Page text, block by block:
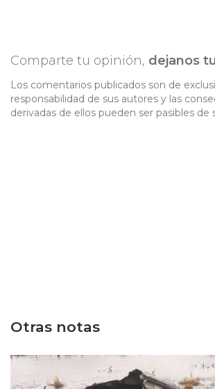
Comparte tu opinión, dejanos
Los comentarios publicados son de
responsabilidad de sus autores y las
derivadas de ellos pueden ser pasibles de
Otras notas